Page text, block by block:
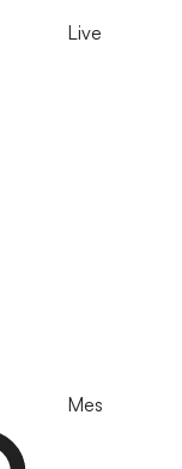
Live
Mes